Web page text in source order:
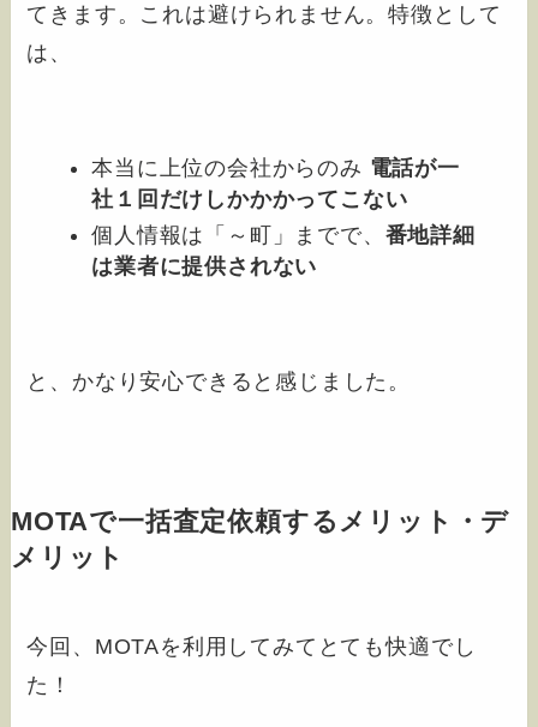
てきます。これは避けられません。特徴として
は、
本当に上位の会社からのみ 電話が一
社１回だけしかかかってこない
個人情報は「～町」までで、 番地詳細
は業者に提供されない
と、かなり安心できると感じました。
MOTAで一括査定依頼するメリット・デ
メリット
今回、MOTAを利用してみてとても快適でし
た！